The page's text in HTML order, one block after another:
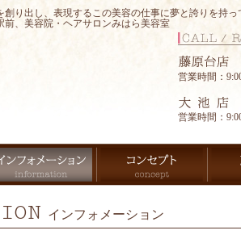
創り出し、表現するこの美容の仕事に夢と誇りを持
前、美容院・ヘアサロンみはら美容室
営業時間：
営業時間：
インフォメーション